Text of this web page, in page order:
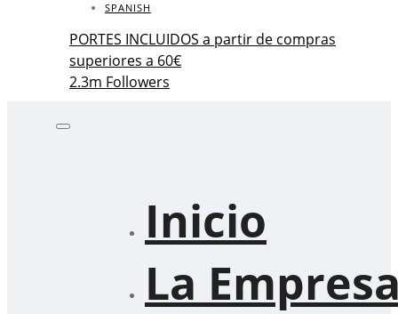
SPANISH
PORTES INCLUIDOS a partir de compras
superiores a 60€
2.3m Followers
Inicio
La